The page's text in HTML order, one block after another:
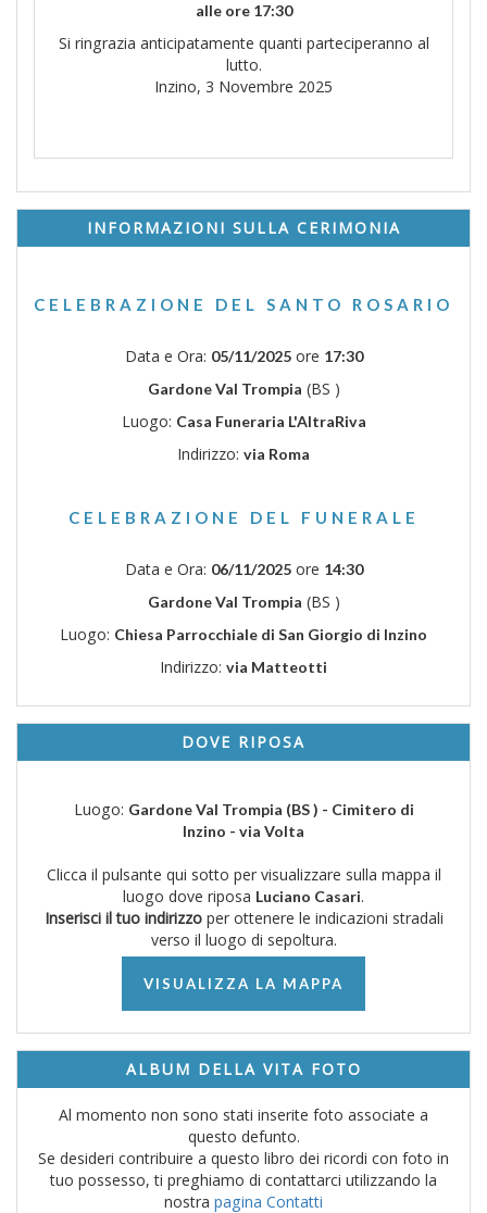
alle ore 17:30
Si ringrazia anticipatamente quanti parteciperanno al
lutto.
Inzino, 3 Novembre 2025
INFORMAZIONI SULLA CERIMONIA
CELEBRAZIONE DEL SANTO ROSARIO
Data e Ora: 05/11/2025ore 17:30
Gardone Val Trompia (BS )
Luogo: Casa Funeraria L'AltraRiva
Indirizzo: via Roma
CELEBRAZIONE DEL FUNERALE
Data e Ora: 06/11/2025ore 14:30
Gardone Val Trompia (BS )
Luogo: Chiesa Parrocchiale di San Giorgio di Inzino
Indirizzo: via Matteotti
DOVE RIPOSA
Luogo: Gardone Val Trompia (BS ) - Cimitero di
Inzino - via Volta
Clicca il pulsante qui sotto per visualizzare sulla mappa il
luogo dove riposa Luciano Casari.
Inserisci il tuo indirizzoper ottenere le indicazioni stradali
verso il luogo di sepoltura.
VISUALIZZA LA MAPPA
ALBUM DELLA VITA FOTO
Al momento non sono stati inserite foto associate a
questo defunto.
Se desideri contribuire a questo libro dei ricordi con foto in
tuo possesso, ti preghiamo di contattarci utilizzando la
nostra pagina Contatti